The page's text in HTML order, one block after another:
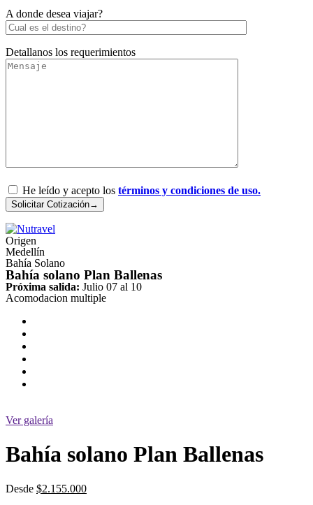
A donde desea viajar?
Detallanos los requerimientos
He leído y acepto los términos y condiciones de uso.
Origen
Medellín
Bahía Solano
Bahía solano Plan Ballenas
Próxima salida: Julio 07 al 10
Acomodacion multiple
Ver galería
Bahía solano Plan Ballenas
Desde $2.155.000